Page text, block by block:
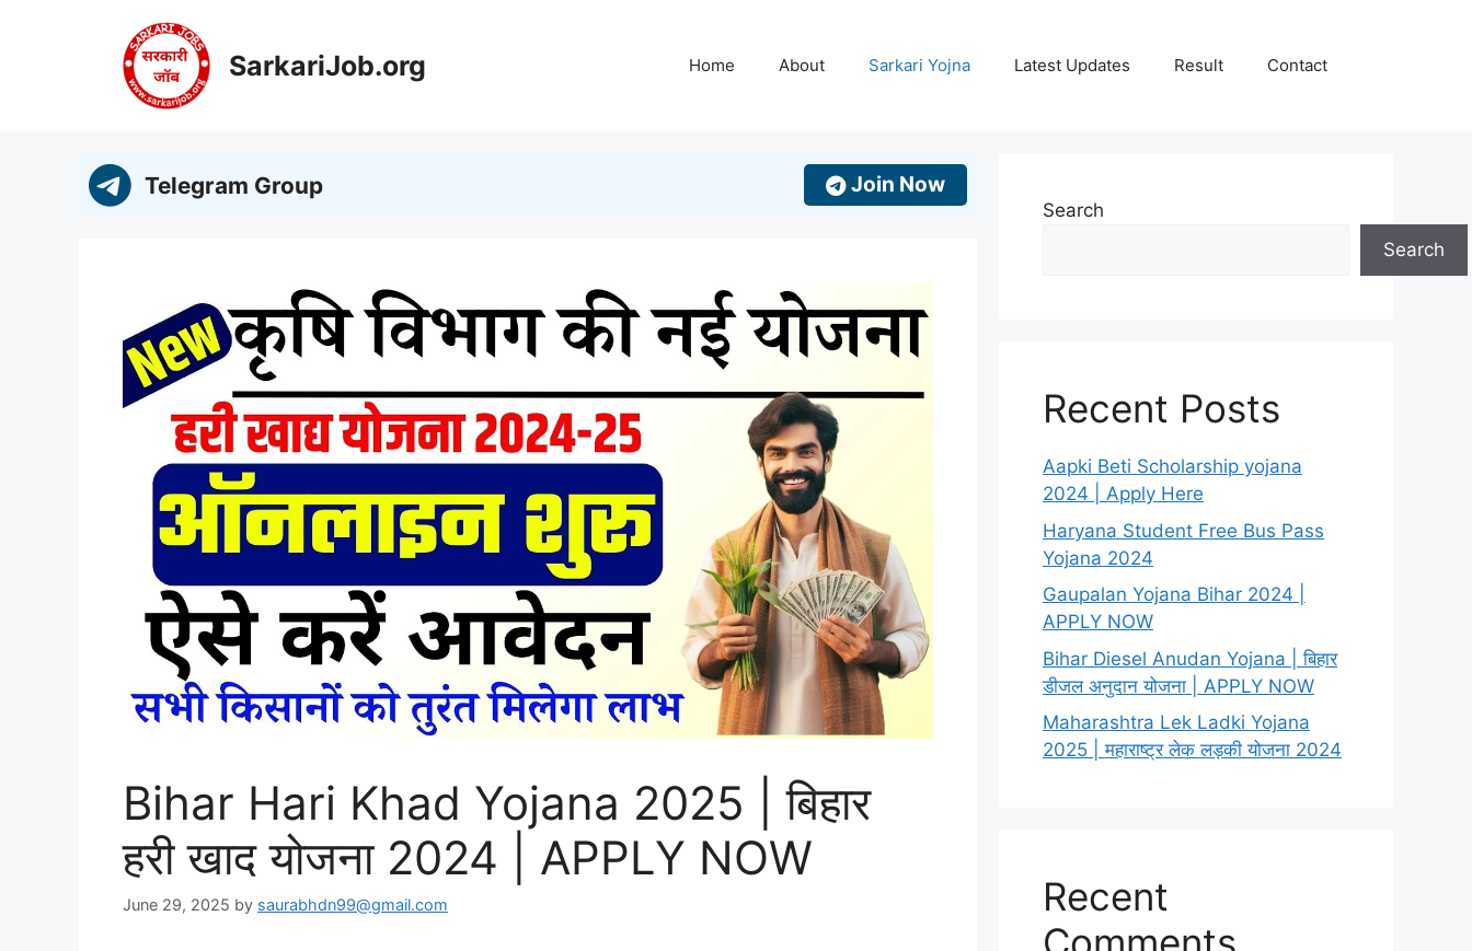
SarkariJob.org Home About Sarkari Yojna Latest Updates Result Contact
Telegram Group Join Now
Bihar Hari Khad Yojana 2025 | बिहार
हरी खाद योजना 2024 | APPLY NOW
June 29, 2025 by saurabhdn99@gmail.com
Search
Search
Recent Posts
Aapki Beti Scholarship yojana
2024 | Apply Here
Haryana Student Free Bus Pass
Yojana 2024
Gaupalan Yojana Bihar 2024 |
APPLY NOW
Bihar Diesel Anudan Yojana | बिहार
डीजल अनुदान योजना | APPLY NOW
Maharashtra Lek Ladki Yojana
2025 | महाराष्ट्र लेक लड़की योजना 2024
Recent